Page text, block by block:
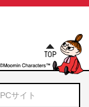
PCサイト